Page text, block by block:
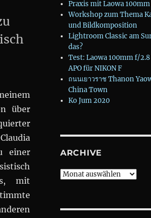
Schokoladendessert“
über
einer
mit
Praxis mit Laowa
Workshop zum Thema
und Bildkomposition
Lightroom Classic am
das?
Test: Laowa 100mm f/
APO für NIKON F
ถนนเยาวราช Thanon
China Town
Ko Jum 2020
ARCHIVE
Archive